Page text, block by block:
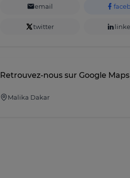
email
twitter
Retrouvez-nous sur Google Maps
Malika Dakar